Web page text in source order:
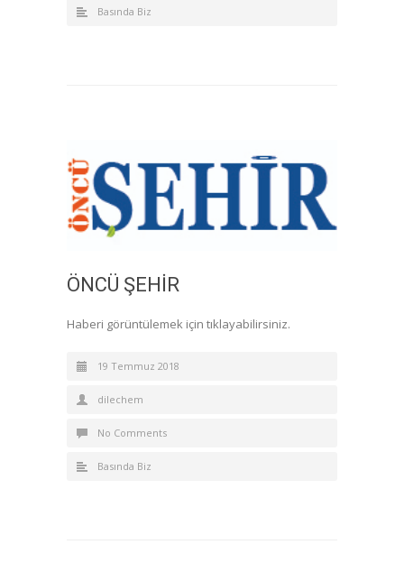
Basında Biz
ÖNCÜ ŞEHİR
Haberi görüntülemek için tıklayabilirsiniz.
19 Temmuz 2018
dilechem
No Comments
Basında Biz